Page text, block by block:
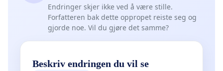
Endringer skjer ikke ved å være stille.
Forfatteren bak dette oppropet reiste seg og
gjorde noe. Vil du gjøre det samme?
Beskriv endringen du vil se